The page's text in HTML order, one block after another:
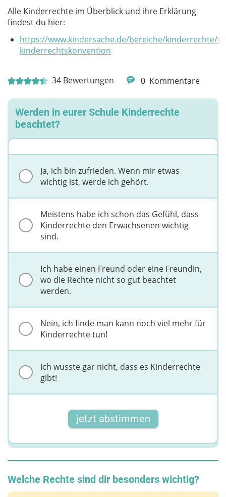
Alle Kinderrechte im Überblick und ihre Erklärung
findest du hier:
https://www.kindersache.de/bereiche/kinderrechte/
kinderrechtskonvention
34 Bewertungen 0 Kommentare
Werden in eurer Schule Kinderrechte
beachtet?
Ja, ich bin zufrieden. Wenn mir etwas
wichtig ist, werde ich gehört.
Meistens habe ich schon das Gefühl, dass
Kinderrechte den Erwachsenen wichtig
sind.
Ich habe einen Freund oder eine Freundin,
wo die Rechte nicht so gut beachtet
werden.
Nein, ich finde man kann noch viel mehr für
Kinderrechte tun!
Ich wusste gar nicht, dass es Kinderrechte
gibt!
jetzt abstimmen
Welche Rechte sind dir besonders wichtig?